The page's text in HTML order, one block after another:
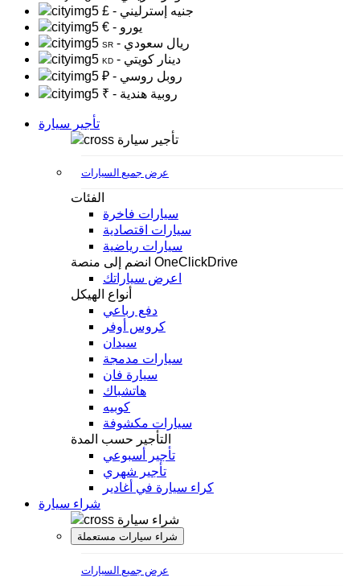
£
- جنيه إسترليني
€
- يورو
SR - ريال سعودي
KD
- دينار كويتي
₽
- روبل روسي
₹
- روبية هندية
تأجير سيارة
تأجير سيارة
عرض جميع السيارات
الفئات
سيارات فاخرة
سيارات اقتصادية
سيارات رياضية
انضم إلى منصة OneClickDrive
اعرض سياراتك
أنواع الهيكل
دفع رباعي
كروس أوفر
سيدان
سيارات مدمجة
سيارة فان
هاتشباك
كوبيه
سيارات مكشوفة
التأجير حسب المدة
تأجير أسبوعي
تأجير شهري
كراء سيارة في أغادير
شراء سيارة
شراء سيارة
شراء سيارات مستعملة
عرض جميع السيارات